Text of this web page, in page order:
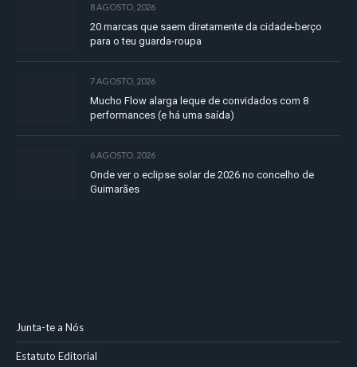
8 AGOSTO, 2026
20 marcas que saem diretamente da cidade-berço
para o teu guarda-roupa
7 AGOSTO, 2026
Mucho Flow alarga leque de convidados com 8
performances (e há uma saída)
6 AGOSTO, 2026
Onde ver o eclipse solar de 2026 no concelho de
Guimarães
Junta-te a Nós
Estatuto Editorial